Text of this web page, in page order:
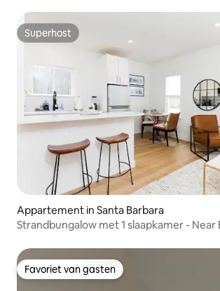
Superhost
Superhost
Appartement in Santa Barbara
Strandbungalow met 1 slaapkamer - Near
Favoriet van gasten
Favoriet van gasten